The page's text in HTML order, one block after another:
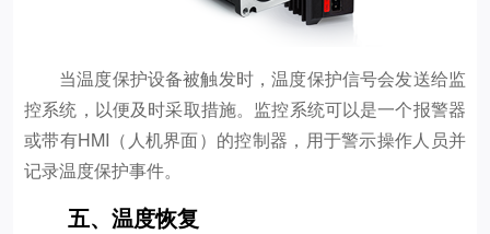
当温度保护设备被触发时，温度保护信号会发送给监
控系统，以便及时采取措施。监控系统可以是一个报警器
或带有HMI（人机界面）的控制器，用于警示操作人员并
记录温度保护事件。
五、温度恢复